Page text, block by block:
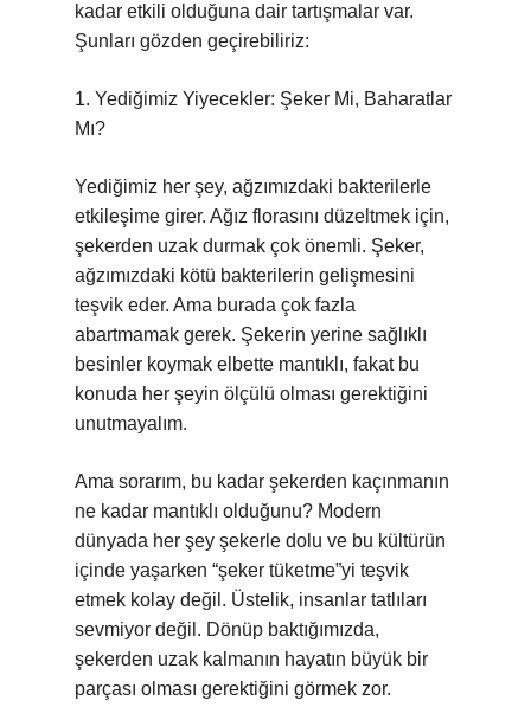
kadar etkili olduğuna dair tartışmalar var.
Şunları gözden geçirebiliriz:
1. Yediğimiz Yiyecekler: Şeker Mi, Baharatlar
Mı?
Yediğimiz her şey, ağzımızdaki bakterilerle
etkileşime girer. Ağız florasını düzeltmek için,
şekerden uzak durmak çok önemli. Şeker,
ağzımızdaki kötü bakterilerin gelişmesini
teşvik eder. Ama burada çok fazla
abartmamak gerek. Şekerin yerine sağlıklı
besinler koymak elbette mantıklı, fakat bu
konuda her şeyin ölçülü olması gerektiğini
unutmayalım.
Ama sorarım, bu kadar şekerden kaçınmanın
ne kadar mantıklı olduğunu? Modern
dünyada her şey şekerle dolu ve bu kültürün
içinde yaşarken “şeker tüketme”yi teşvik
etmek kolay değil. Üstelik, insanlar tatlıları
sevmiyor değil. Dönüp baktığımızda,
şekerden uzak kalmanın hayatın büyük bir
parçası olması gerektiğini görmek zor.